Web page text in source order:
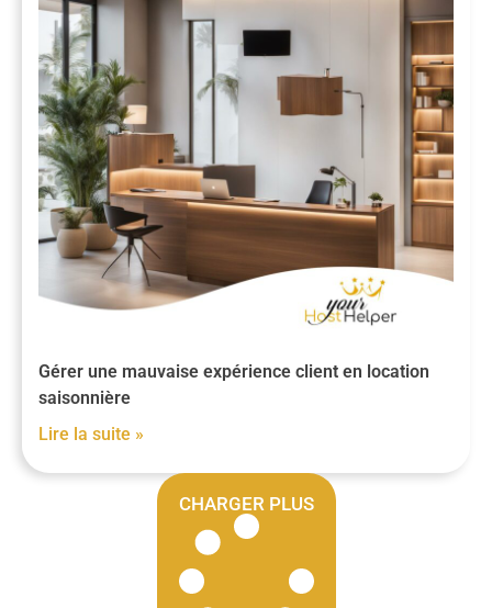
Gérer une mauvaise expérience client en location
saisonnière
Lire la suite »
CHARGER PLUS